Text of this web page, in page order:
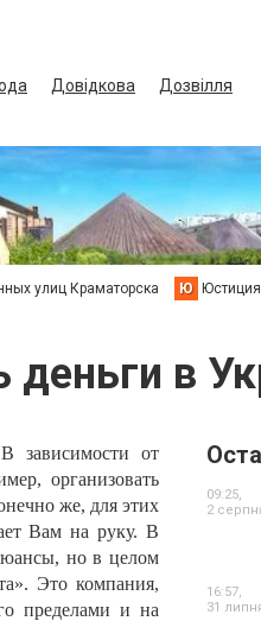
Довідкова
Дозвілля
улиц Краматорска Ю
в
зависимости от
организовать
же, для этих
Вам на руку. В
но в целом
Это компания,
пределами и на
09:25,
2
16:57,
31